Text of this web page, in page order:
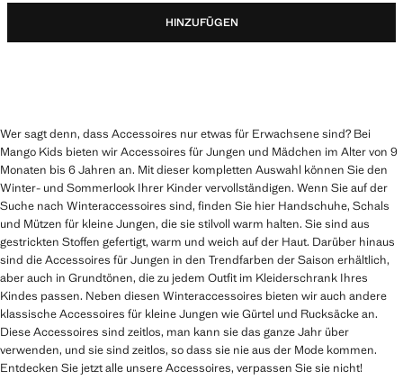
HINZUFÜGEN
Wer sagt denn, dass Accessoires nur etwas für Erwachsene sind? Bei
Mango Kids bieten wir Accessoires für Jungen und Mädchen im Alter von 9
Monaten bis 6 Jahren an. Mit dieser kompletten Auswahl können Sie den
Winter- und Sommerlook Ihrer Kinder vervollständigen. Wenn Sie auf der
Suche nach Winteraccessoires sind, finden Sie hier Handschuhe, Schals
und Mützen für kleine Jungen, die sie stilvoll warm halten. Sie sind aus
gestrickten Stoffen gefertigt, warm und weich auf der Haut. Darüber hinaus
sind die Accessoires für Jungen in den Trendfarben der Saison erhältlich,
aber auch in Grundtönen, die zu jedem Outfit im Kleiderschrank Ihres
Kindes passen. Neben diesen Winteraccessoires bieten wir auch andere
klassische Accessoires für kleine Jungen wie Gürtel und Rucksäcke an.
Diese Accessoires sind zeitlos, man kann sie das ganze Jahr über
verwenden, und sie sind zeitlos, so dass sie nie aus der Mode kommen.
Entdecken Sie jetzt alle unsere Accessoires, verpassen Sie sie nicht!